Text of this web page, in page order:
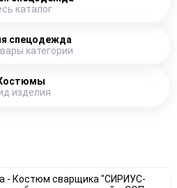
каталог
спецодежда
категории
изделия